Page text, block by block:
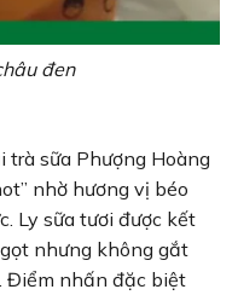
đen
trà sữa Phượng Hoàng
nhờ hương vị béo
Ly sữa tươi được kết
nhưng không gắt
Điểm nhấn đặc biệt